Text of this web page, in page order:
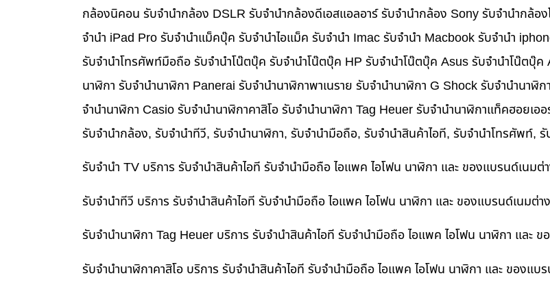
กล้องนิคอน รับจำนำกล้อง DSLR รับจำนำกล้องดีเอสแอลอาร์ รับจำนำกล้อง Sony รับจำนำกล้อ
จำนำ iPad Pro รับจำนำแม็คบุ๊ค รับจำนำไอแม็ค รับจำนำ Imac รับจำนำ Macbook รับจำนำ
รับจำนำโทรศัพท์มือถือ รับจำนำโน๊ตบุ๊ค รับจำนำโน๊ตบุ๊ค HP รับจำนำโน๊ตบุ๊ค Asus รับจำนำโน๊ตบุ๊
นาฬิกา รับจำนำนาฬิกา Panerai รับจำนำนาฬิกาพาเนราย รับจำนำนาฬิกา G Shock รับจำนำนาฬิ
จำนำนาฬิกา Casio รับจำนำนาฬิกาคาสิโอ รับจำนำนาฬิกา Tag Heuer รับจำนำนาฬิกาแท็คฮอยเอ
รับจำนำกล้อง, รับจำนำทีวี, รับจำนำนาฬิกา, รับจำนำมือถือ, รับจำนำสินค้าไอที, รับจำนำโทรศัพท์,
รับจำนำ TV บริการ รับจำนำสินค้าไอที รับจำนำมือถือ ไอแพค ไอโฟน นาฬิกา และ ของแบรนด์เนมต่
รับจำนำทีวี บริการ รับจำนำสินค้าไอที รับจำนำมือถือ ไอแพค ไอโฟน นาฬิกา และ ของแบรนด์เนมต่า
รับจำนำนาฬิกา Tag Heuer บริการ รับจำนำสินค้าไอที รับจำนำมือถือ ไอแพค ไอโฟน นาฬิกา และ
รับจำนำนาฬิกาคาสิโอ บริการ รับจำนำสินค้าไอที รับจำนำมือถือ ไอแพค ไอโฟน นาฬิกา และ ของแบ